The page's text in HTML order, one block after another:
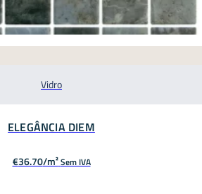
Vidro
ELEGÂNCIA DIEM
€36.70 Sem IVA